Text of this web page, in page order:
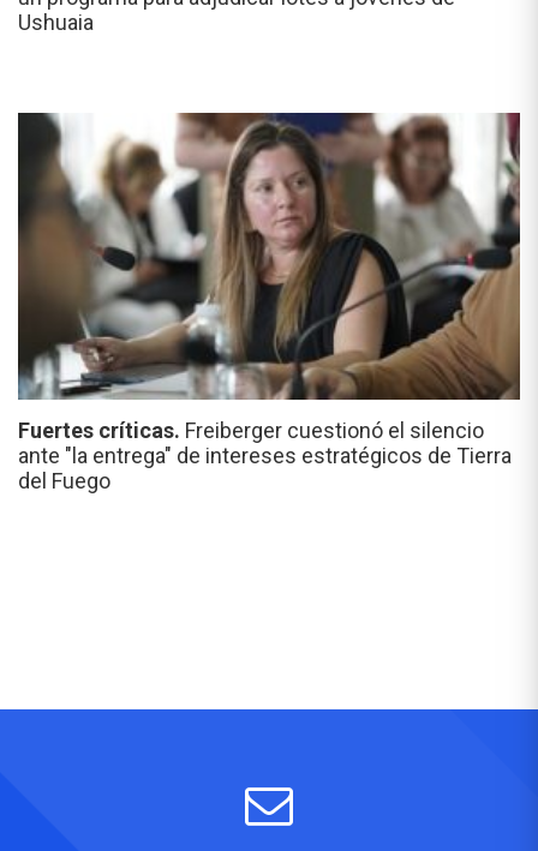
Ushuaia
Fuertes críticas. Freiberger cuestionó el silencio
ante "la entrega" de intereses estratégicos de Tierra
del Fuego